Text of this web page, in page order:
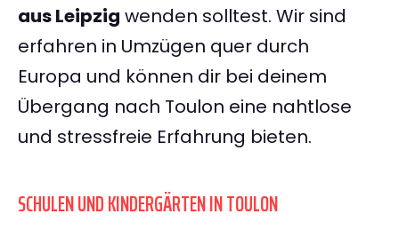
aus Leipzig wenden solltest. Wir sind
erfahren in Umzügen quer durch
Europa und können dir bei deinem
Übergang nach Toulon eine nahtlose
und stressfreie Erfahrung bieten.
SCHULEN UND KINDERGÄRTEN IN TOULON